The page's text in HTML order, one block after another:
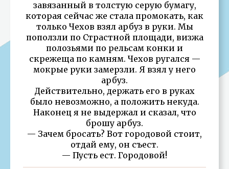
завязанный в толстую серую бумагу,
которая сейчас же стала промокать, как
только Чехов взял арбуз в руки. Мы
поползли по Страстной площади, визжа
полозьями по рельсам конки и
скрежеща по камням. Чехов ругался —
мокрые руки замерзли. Я взял у него
арбуз.
Действительно, держать его в руках
было невозможно, а положить некуда.
Наконец я не выдержал и сказал, что
брошу арбуз.
— Зачем бросать? Вот городовой стоит,
отдай ему, он съест.
— Пусть ест. Городовой!